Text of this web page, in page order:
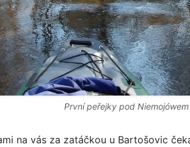
První peřejky pod Niemojówem
na vás za zatáčkou u Bartošovic